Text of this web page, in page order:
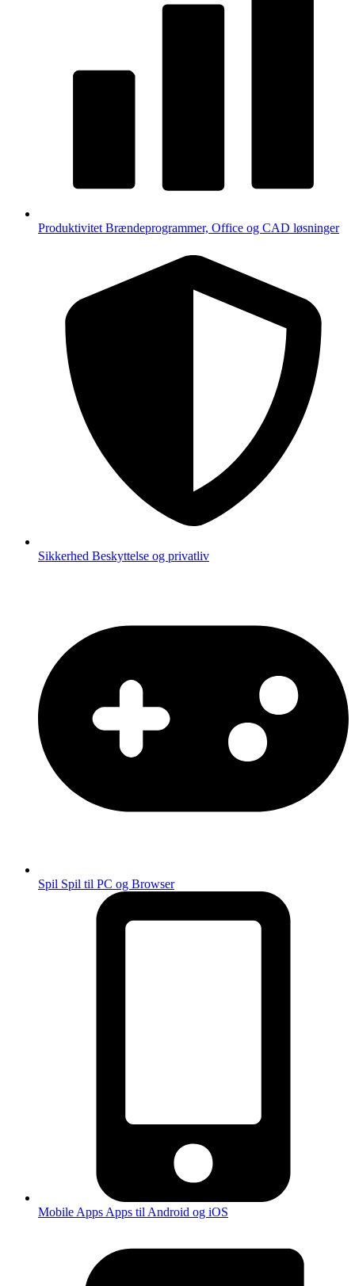
Produktivitet Brændeprogrammer, Office og CAD løsninger
Sikkerhed Beskyttelse og privatliv
Spil Spil til PC og Browser
Mobile Apps Apps til Android og iOS